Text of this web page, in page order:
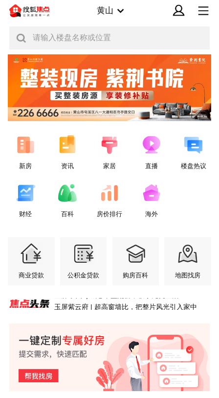
黄山
请输入楼盘名称或位置
新房 资讯 家居 直播 楼盘热议
财经 百科 房价排行 海外
商业贷款 公积金贷款 购房百科 地图找房
玉屏紫云府 | 超高窗墙比，把整片风光引入家中